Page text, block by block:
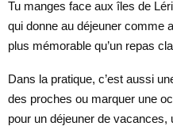
Tu manges face aux îles de
qui donne au déjeuner comme
plus mémorable qu’un repas
Dans la pratique, c’est aussi
des proches ou marquer une
pour un déjeuner de